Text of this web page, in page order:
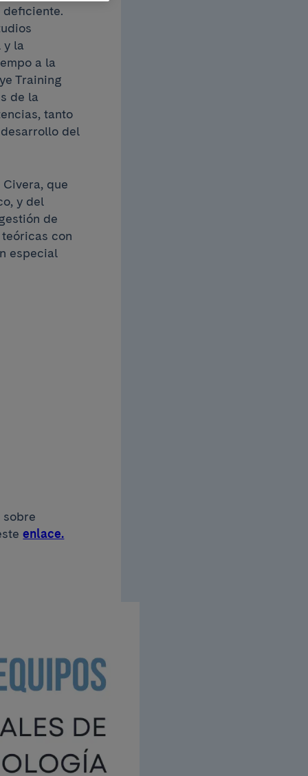
deficiente.
y la
a la
Training
de la
tanto
del
que
y del
de
con
especial
sobre
enlace.